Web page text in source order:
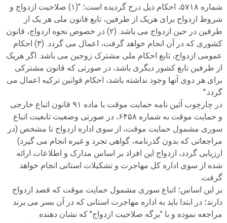
شماره ۵۷۱۸، احکام ذیل درج گردیده است؛ "(۱) صلاحیت ازدواج و
شروط ازدواج برای هریک از طرفین، تابع قانون ملی هر یک از
طرفین در حین ازدواج می باشد. (۲) در خصوص نحوه ازدواج، قانون
کشوری که در آن انجام خواهد گرفت، اعمال می گردد. (۳) احکام
عمومی ازدواج، تابع احکام ملی مشترک زوجین می باشد. اگر هریک
از طرفین تابع کشور دیگری باشد، در صورتی که قانون مشترکی
برای هر دوی آنها وجود نداشته باشد، احکام قوانین ترکیه اعمال می
گردد."
در چارچوب آئین نامه حمایت موقت با ماده ۹۱ قانون اتباع خارجی
و حمایت موقت به شماره ۶۴۵۸، در صورتی وضعیت تابعیت اتباع
سوری مشمول حمایت موقت، از سوی اداره ازدواج نا مشخص (در
مراجعاتی که بدون گذرنامه، گواهی تجرد و غیره انجام می گیرد)
ارزیابی گردد، ازدواج این افراد بر اساس مدارک و اطلاعات ارائه
شده از سوی اداره کل مهاجرت و تشکیلات استانی انجام خواهد
گرفت.
بر این اساس؛ اتباع سوری مشمول حمایت موقت که قصد ازدواج
دارند؛ در ابتدا باید به اداره مهاجرت استانی که در آن بسر می برند
مراجعه نموده و با "برگه صلاحیت ازدواج" که نشان دهنده